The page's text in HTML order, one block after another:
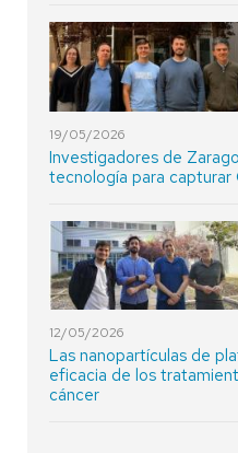
19/05/2026
Investigadores de
tecnología para
12/05/2026
Las nanopartículas de
eficacia de los
cáncer